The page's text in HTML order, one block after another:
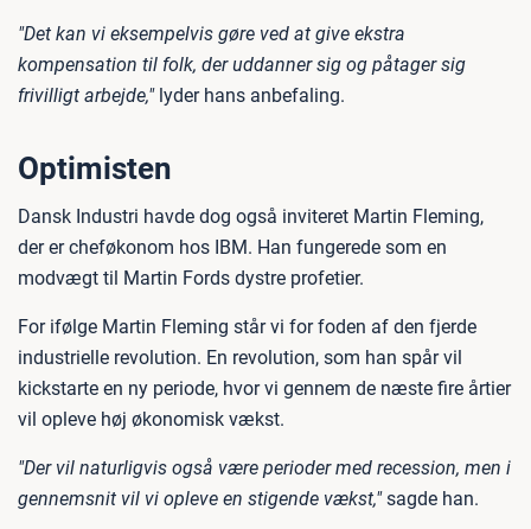
"Det kan vi eksempelvis gøre ved at give ekstra
kompensation til folk, der uddanner sig og påtager sig
frivilligt arbejde,"lyder hans anbefaling.
Optimisten
Dansk Industri havde dog også inviteret Martin Fleming,
der er cheføkonom hos IBM. Han fungerede som en
modvægt til Martin Fords dystre profetier.
For ifølge Martin Fleming står vi for foden af den fjerde
industrielle revolution. En revolution, som han spår vil
kickstarte en ny periode, hvor vi gennem de næste fire årtier
vil opleve høj økonomisk vækst.
"Der vil naturligvis også være perioder med recession, men i
gennemsnit vil vi opleve en stigende vækst,"sagde han.